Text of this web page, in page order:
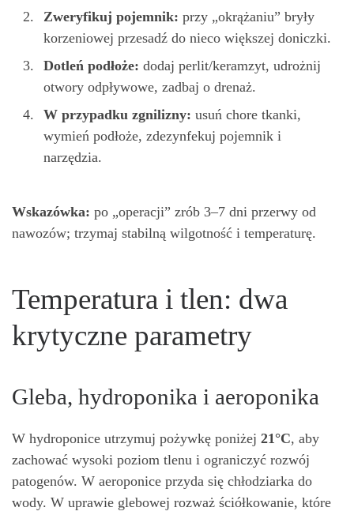
Zweryfikuj pojemnik: przy „okrążaniu” bryły
korzeniowej przesadź do nieco większej doniczki.
Dotleń podłoże: dodaj perlit/keramzyt, udrożnij
otwory odpływowe, zadbaj o drenaż.
W przypadku zgnilizny: usuń chore tkanki,
wymień podłoże, zdezynfekuj pojemnik i
narzędzia.
Wskazówka: po „operacji” zrób 3–7 dni przerwy od
nawozów; trzymaj stabilną wilgotność i temperaturę.
Temperatura i tlen: dwa
krytyczne parametry
Gleba, hydroponika i aeroponika
W hydroponice utrzymuj pożywkę poniżej 21°C, aby
zachować wysoki poziom tlenu i ograniczyć rozwój
patogenów. W aeroponice przyda się chłodziarka do
wody. W uprawie glebowej rozważ ściółkowanie, które